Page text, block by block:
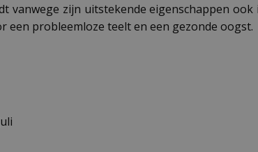
vanwege zijn uitstekende eigenschappen
een probleemloze teelt en een gezonde oogst.